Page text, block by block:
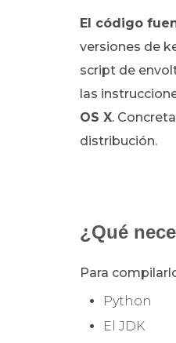
El código
versiones de
script de
las
OS X.
distribución.
¿Qué
Para
Python
El JDK